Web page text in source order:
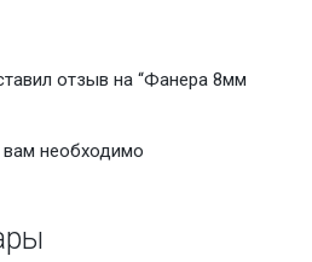
отзыв на “Фанера 8мм
необходимо